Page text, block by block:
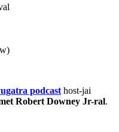
podcast host-jai
Robert Downey Jr-ral.